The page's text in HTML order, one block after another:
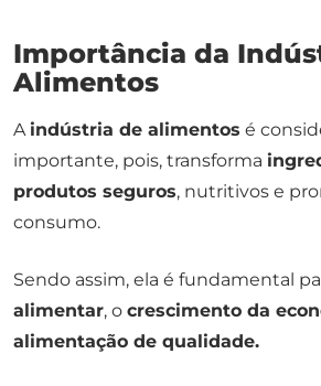
Importância da
Alimentos
A indústria de alimentos é
importante, pois, transforma
produtos seguros, nutritivos e
consumo.
Sendo assim, ela é fundamental
alimentar, o crescimento da
alimentação de qualidade.